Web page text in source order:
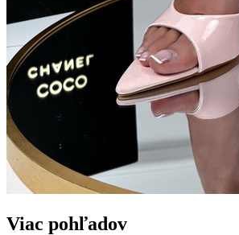
Viac pohľadov